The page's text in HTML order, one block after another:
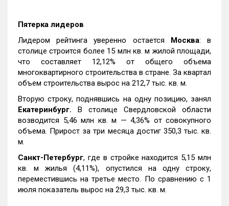
Пятерка лидеров
Лидером рейтинга уверенно остается Москва: в
столице строится более 15 млн кв. м жилой площади,
что составляет 12,12% от общего объема
многоквартирного строительства в стране. За квартал
объем строительства вырос на 212,7 тыс. кв. м.
Вторую строку, поднявшись на одну позицию, занял
Екатеринбург. В столице Свердловской области
возводится 5,46 млн кв. м — 4,36% от совокупного
объема. Прирост за три месяца достиг 350,3 тыс. кв.
м.
Санкт-Петербург, где в стройке находится 5,15 млн
кв. м жилья (4,11%), опустился на одну строку,
переместившись на третье место. По сравнению с 1
июля показатель вырос на 29,3 тыс. кв. м.